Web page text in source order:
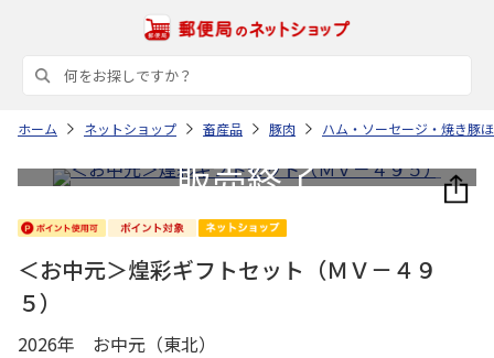
ホーム ネットショップ 畜産品 豚肉 ハム・ソーセージ・焼き豚
＜お中元＞煌彩ギフトセット（ＭＶ－４９
５）
2026年 お中元（東北）